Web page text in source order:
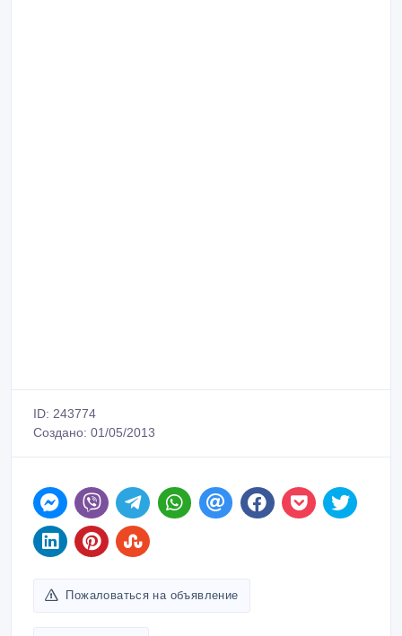
ID: 243774
Создано: 01/05/2013
Пожаловаться на объявление